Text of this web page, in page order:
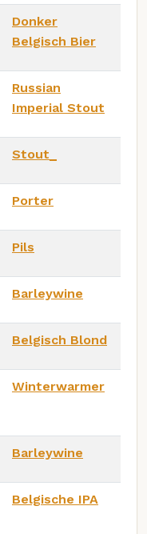
Donker
Belgisch Bier
Russian
Imperial Stout
Stout_
Porter
Pils
Barleywine
Belgisch Blond
Winterwarmer
Barleywine
Belgische IPA